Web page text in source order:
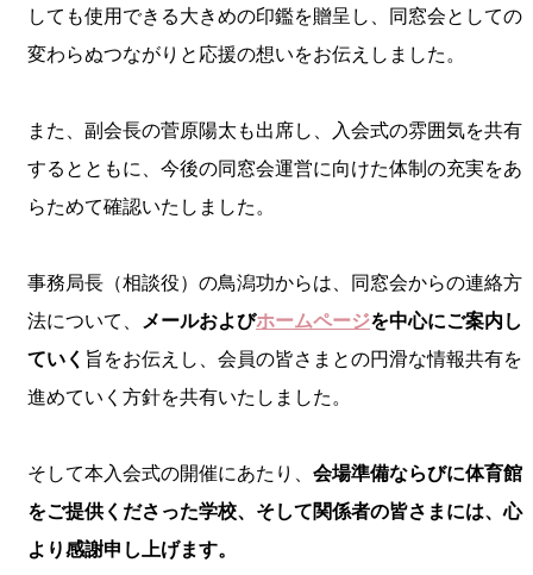
しても使用できる大きめの印鑑を贈呈し、同窓会としての
変わらぬつながりと応援の想いをお伝えしました。
また、副会長の菅原陽太も出席し、入会式の雰囲気を共有
するとともに、今後の同窓会運営に向けた体制の充実をあ
らためて確認いたしました。
事務局長（相談役）の鳥潟功からは、同窓会からの連絡方
法について、
メールおよびホームページを中心にご案内し
ていく 旨をお伝えし、会員の皆さまとの円滑な情報共有を
進めていく方針を共有いたしました。
そして本入会式の開催にあたり、 会場準備ならびに体育館
をご提供くださった学校、そして関係者の皆さまには、心
より感謝申し上げます。